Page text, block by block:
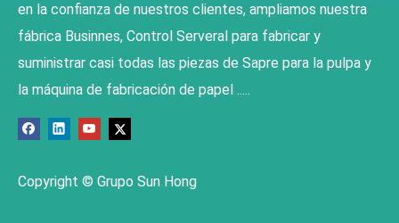
en la confianza de nuestros clientes, ampliamos nuestra
fábrica Businnes, Control Serveral para fabricar y
suministrar casi todas las piezas de Sapre para la pulpa y
la máquina de fabricación de papel .....
Copyright © Grupo Sun Hong